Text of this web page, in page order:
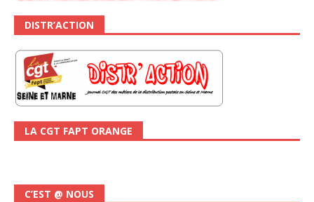
DISTR’ACTION
LA CGT FAPT ORANGE
C’EST @ NOUS